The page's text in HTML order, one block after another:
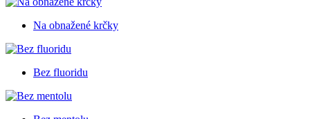
Na obnažené krčky
Bez fluoridu